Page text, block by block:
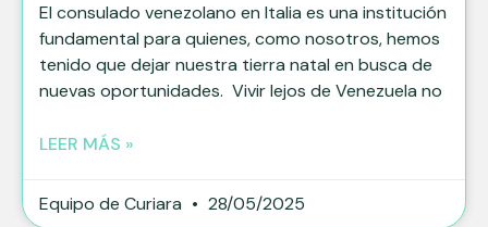
El consulado venezolano en Italia es una institución
fundamental para quienes, como nosotros, hemos
tenido que dejar nuestra tierra natal en busca de
nuevas oportunidades. Vivir lejos de Venezuela no
LEER MÁS »
Equipo de Curiara 28/05/2025